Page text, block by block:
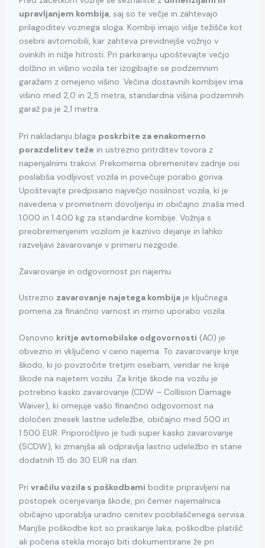
upravljanjem kombija, saj so te večje in zahtevajo
prilagoditev voznega sloga. Kombiji imajo višje težišče kot
osebni avtomobili, kar zahteva previdnejše vožnjo v
ovinkih in nižje hitrosti. Pri parkiranju upoštevajte večjo
dolžino in višino vozila ter izogibajte se podzemnim
garažam z omejeno višino. Večina dostavnih kombijev ima
višino med 2,0 in 2,5 metra, standardna višina podzemnih
garaž pa je 2,1 metra.
Pri nakladanju blaga poskrbite za enakomerno
porazdelitev teže in ustrezno pritrditev tovora z
napenjalnimi trakovi. Prekomerna obremenitev zadnje osi
poslabša vodljivost vozila in povečuje porabo goriva.
Upoštevajte predpisano največjo nosilnost vozila, ki je
navedena v prometnem dovoljenju in običajno znaša med
1.000 in 1.400 kg za standardne kombije. Vožnja s
preobremenjenim vozilom je kaznivo dejanje in lahko
razveljavi zavarovanje v primeru nezgode.
Zavarovanje in odgovornost pri najemu
Ustrezno zavarovanje najetega kombijaje ključnega
pomena za finančno varnost in mirno uporabo vozila.
Osnovno kritje avtomobilske odgovornosti (AO) je
obvezno in vključeno v ceno najema. To zavarovanje krije
škodo, ki jo povzročite tretjim osebam, vendar ne krije
škode na najetem vozilu. Za kritje škode na vozilu je
potrebno kasko zavarovanje (CDW – Collision Damage
Waiver), ki omejuje vašo finančno odgovornost na
določen znesek lastne udeležbe, običajno med 500 in
1.500 EUR. Priporočljivo je tudi super kasko zavarovanje
(SCDW), ki zmanjša ali odpravlja lastno udeležbo in stane
dodatnih 15 do 30 EUR na dan.
Pri vračilu vozila s poškodbami bodite pripravljeni na
postopek ocenjevanja škode, pri čemer najemalnica
običajno uporablja uradno cenitev pooblaščenega servisa.
Manjše poškodbe kot so praskanje laka, poškodbe platišč
ali počena stekla morajo biti dokumentirane že pri